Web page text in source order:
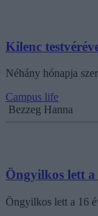
Kilenc
Néhány hónapja
Campus life
Bezzeg Hanna
Öngyilkos lett a
Öngyilkos lett a 16